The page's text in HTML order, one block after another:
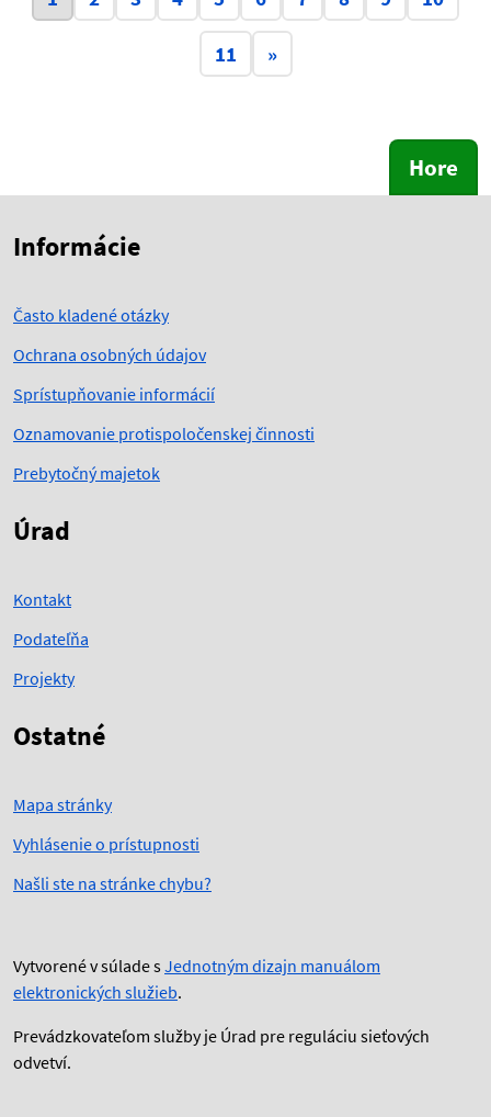
11 »
Hore
Informácie
Často kladené otázky
Ochrana osobných údajov
Sprístupňovanie informácií
Oznamovanie protispoločenskej činnosti
Prebytočný majetok
Úrad
Kontakt
Podateľňa
Projekty
Ostatné
Mapa stránky
Vyhlásenie o prístupnosti
Našli ste na stránke chybu?
Vytvorené v súlade sJednotným dizajn manuálom
elektronických služieb.
Prevádzkovateľom služby je Úrad pre reguláciu sieťových
odvetví.